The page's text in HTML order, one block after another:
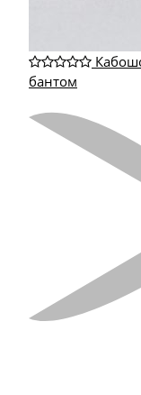
бантом